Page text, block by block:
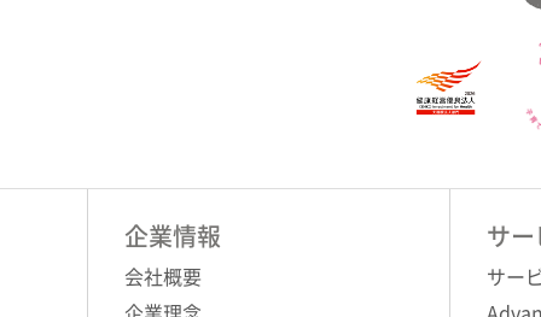
企業情報
会社概要
サー
サー